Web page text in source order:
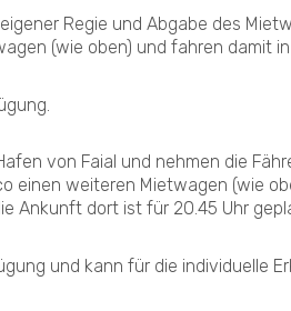
Regie und Abgabe des
(wie oben) und fahren damit
von Faial und nehmen die
einen weiteren Mietwagen (wie
Ankunft dort ist für 20.45 Uhr
und kann für die individuelle